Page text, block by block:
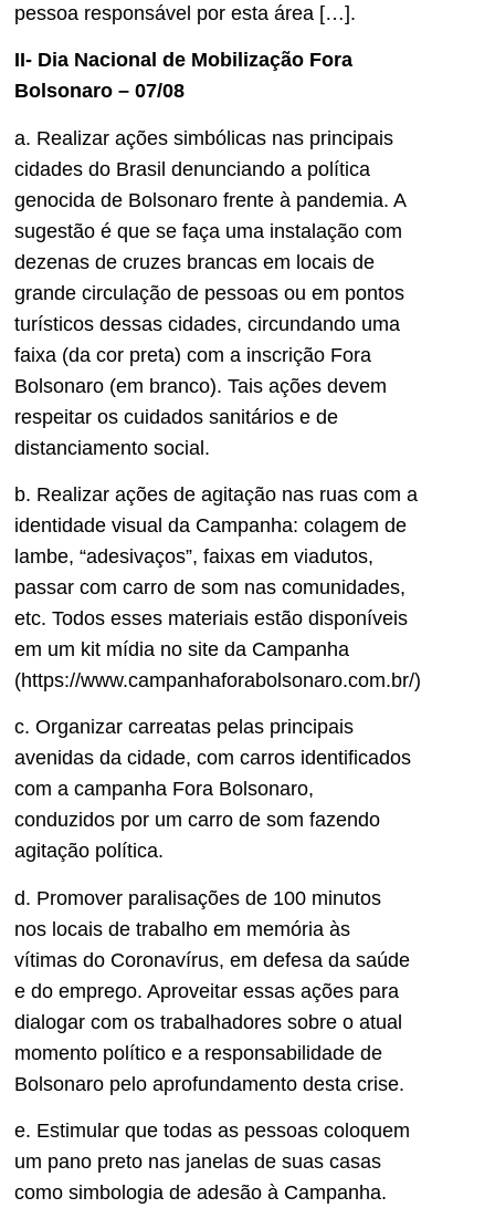
pessoa responsável por esta área […].
II- Dia Nacional de Mobilização Fora
Bolsonaro – 07/08
a. Realizar ações simbólicas nas principais
cidades do Brasil denunciando a política
genocida de Bolsonaro frente à pandemia. A
sugestão é que se faça uma instalação com
dezenas de cruzes brancas em locais de
grande circulação de pessoas ou em pontos
turísticos dessas cidades, circundando uma
faixa (da cor preta) com a inscrição Fora
Bolsonaro (em branco). Tais ações devem
respeitar os cuidados sanitários e de
distanciamento social.
b. Realizar ações de agitação nas ruas com a
identidade visual da Campanha: colagem de
lambe, “adesivaços”, faixas em viadutos,
passar com carro de som nas comunidades,
etc. Todos esses materiais estão disponíveis
em um kit mídia no site da Campanha
(https://www.campanhaforabolsonaro.com.br/)
c. Organizar carreatas pelas principais
avenidas da cidade, com carros identificados
com a campanha Fora Bolsonaro,
conduzidos por um carro de som fazendo
agitação política.
d. Promover paralisações de 100 minutos
nos locais de trabalho em memória às
vítimas do Coronavírus, em defesa da saúde
e do emprego. Aproveitar essas ações para
dialogar com os trabalhadores sobre o atual
momento político e a responsabilidade de
Bolsonaro pelo aprofundamento desta crise.
e. Estimular que todas as pessoas coloquem
um pano preto nas janelas de suas casas
como simbologia de adesão à Campanha.